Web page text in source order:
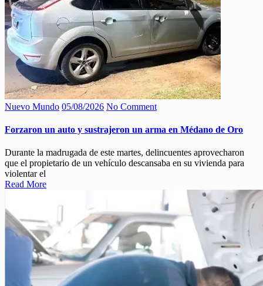
Nuevo Mundo 05/08/2026 No Comment
Forzaron un auto y sustrajeron un arma en Médano de Oro
Durante la madrugada de este martes, delincuentes aprovecharon
que el propietario de un vehículo descansaba en su vivienda para
violentar el
Read More